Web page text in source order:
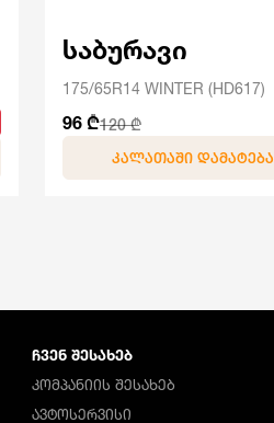
საბურავი
175/65R14 WINTER (HD617)
96 ₾120 ₾
ᲙᲐᲚᲐᲗᲐᲨᲘ ᲓᲐᲛᲐᲢᲔᲑᲐ
ᲩᲕᲔᲜ ᲨᲔᲡᲐᲮᲔᲑ
ᲙᲝᲛᲞᲐᲜᲘᲘᲡ ᲨᲔᲡᲐᲮᲔᲑ
ᲐᲕᲢᲝᲡᲔᲠᲕᲘᲡᲘ